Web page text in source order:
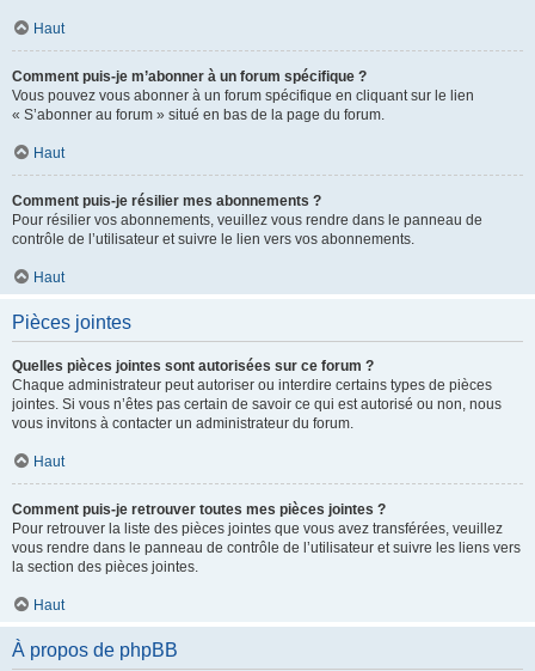
Haut
Comment puis-je m’abonner à un forum spécifique ?
Vous pouvez vous abonner à un forum spécifique en cliquant sur le lien
« S’abonner au forum » situé en bas de la page du forum.
Haut
Comment puis-je résilier mes abonnements ?
Pour résilier vos abonnements, veuillez vous rendre dans le panneau de
contrôle de l’utilisateur et suivre le lien vers vos abonnements.
Haut
Pièces jointes
Quelles pièces jointes sont autorisées sur ce forum ?
Chaque administrateur peut autoriser ou interdire certains types de pièces
jointes. Si vous n’êtes pas certain de savoir ce qui est autorisé ou non, nous
vous invitons à contacter un administrateur du forum.
Haut
Comment puis-je retrouver toutes mes pièces jointes ?
Pour retrouver la liste des pièces jointes que vous avez transférées, veuillez
vous rendre dans le panneau de contrôle de l’utilisateur et suivre les liens vers
la section des pièces jointes.
Haut
À propos de phpBB